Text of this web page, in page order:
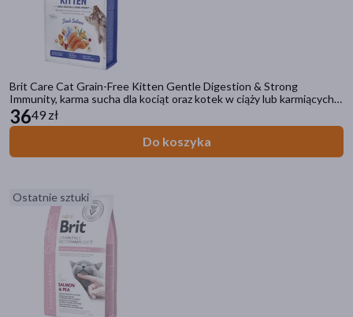
Brit Care Cat Grain-Free Kitten Gentle Digestion & Strong
Immunity, karma sucha dla kociąt oraz kotek w ciąży lub karmiących,
łosoś, 2 kg
3649 zł
Do koszyka
Ostatnie sztuki